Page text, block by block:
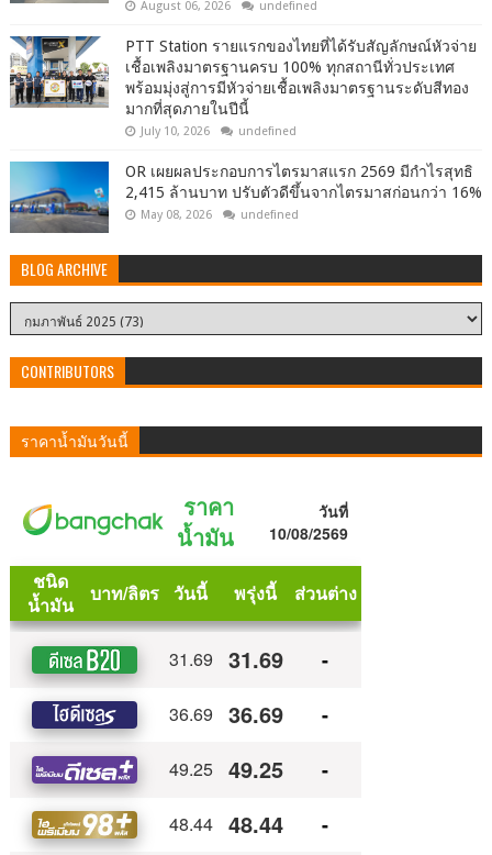
August 06, 2026 undefined
PTT Station รายแรกของไทยที่ได้รับสัญลักษณ์หัวจ่าย
เชื้อเพลิงมาตรฐานครบ 100% ทุกสถานีทั่วประเทศ
พร้อมมุ่งสู่การมีหัวจ่ายเชื้อเพลิงมาตรฐานระดับสีทอง
มากที่สุดภายในปีนี้
July 10, 2026 undefined
OR เผยผลประกอบการไตรมาสแรก 2569 มีกำไรสุทธิ
2,415 ล้านบาท ปรับตัวดีขึ้นจากไตรมาสก่อนกว่า 16%
May 08, 2026 undefined
BLOG ARCHIVE
CONTRIBUTORS
ราคาน้ำมันวันนี้